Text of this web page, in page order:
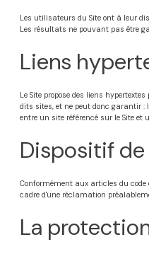
Les utilisateurs du Site ont à leur
Les résultats ne pouvant pas être
Liens
Le Site propose des liens
dits sites, et ne peut donc garantir :
entre un site référencé sur le Site et
Dispositif
Conformément aux articles du
cadre d'une réclamation
La